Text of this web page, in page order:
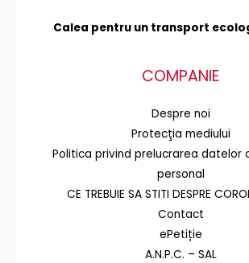
Calea pentru un transport
COMPANIE
Despre noi
Protecţia mediului
Politica privind prelucrarea datelor
personal
CE TREBUIE SA STITI DESPRE
Contact
ePetiție
A.N.P.C. – SAL